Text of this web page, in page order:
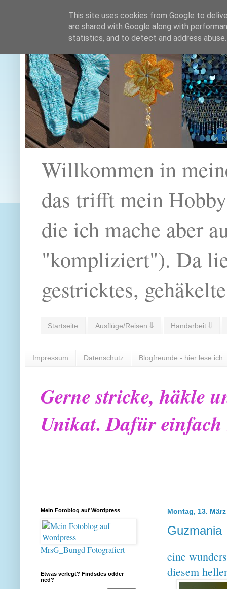
Willkommen in
das trifft mein
die ich mache aber
"kompliziert"). Da
gestricktes,
Startseite Ausflüge/Reisen ⇓ Handarbeit ⇓
Impressum Datenschutz Blogfreunde - hier lese ich
Gerne stricke, häkle
Unikat. Dafür
Montag, 13.
Guzmania
eine
diesem
Mein Fotoblog auf Wordpress
MrsG_Bungd Fotografiert
Etwas verlegt? Findsdes odder
ned?
This site uses cookies from Google to
are shared with Google along with
statistics, and to detect and address abuse.